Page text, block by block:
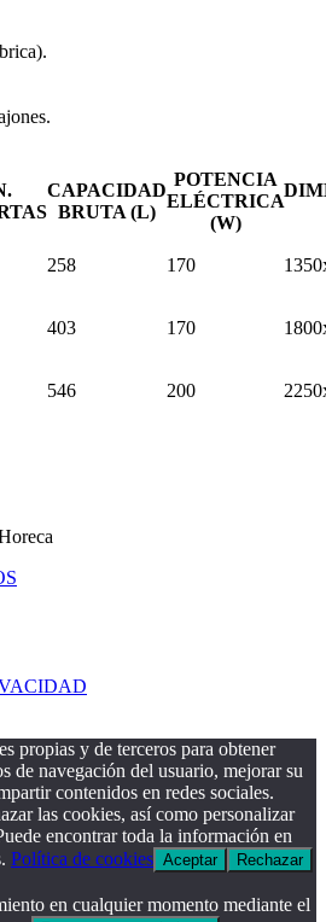
CAPACIDAD
BRUTA (L)
POTENCIA
ELÉCTRICA
(W)
258 170
403 170
546 200
propias y de terceros para obtener
de navegación del usuario, mejorar su
contenidos en redes sociales.
las cookies, así como personalizar
encontrar toda la información en
Política de cookies Aceptar Rechazar
en cualquier momento mediante el